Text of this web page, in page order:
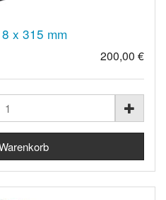
x 315 mm
200,00 €